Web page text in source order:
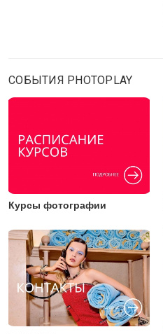
СОБЫТИЯ PHOTOPLAY
Курсы фотографии